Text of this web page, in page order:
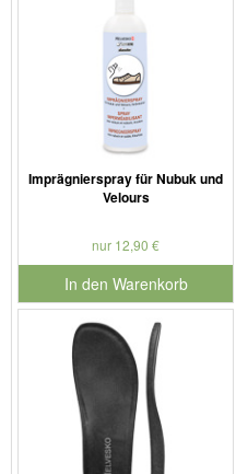
Imprägnierspray für Nubuk und
Velours
nur 12,90 €
In den Warenkorb
für Produktnummer 901179